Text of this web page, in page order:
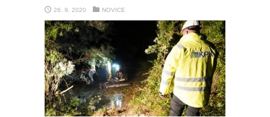
26. 9. 2020 NOVICE